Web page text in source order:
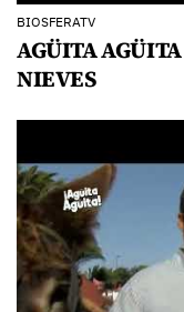
BIOSFERATV
AGÜITA
NIEVES